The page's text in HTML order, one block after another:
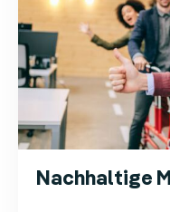
Nachhaltige